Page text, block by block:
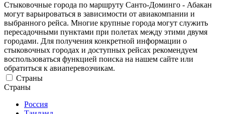
Стыковочные города по маршруту Санто-Доминго - Абакан
могут варьироваться в зависимости от авиакомпании и
выбранного рейса. Многие крупные города могут служить
пересадочными пунктами при полетах между этими двумя
городами. Для получения конкретной информации о
стыковочных городах и доступных рейсах рекомендуем
воспользоваться функцией поиска на нашем сайте или
обратиться к авиаперевозчикам.
Страны
Страны
Россия